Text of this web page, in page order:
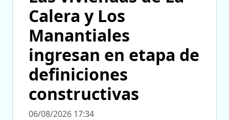
Calera y Los
Manantiales
ingresan en etapa de
definiciones
constructivas
06/08/2026 17:34